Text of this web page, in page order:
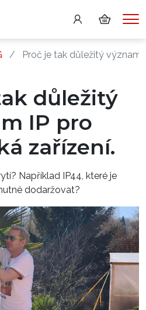
Proč je tak důležitý význam
důležitý
IP pro
zařízení.
Například IP44, které je
dodaržovat?